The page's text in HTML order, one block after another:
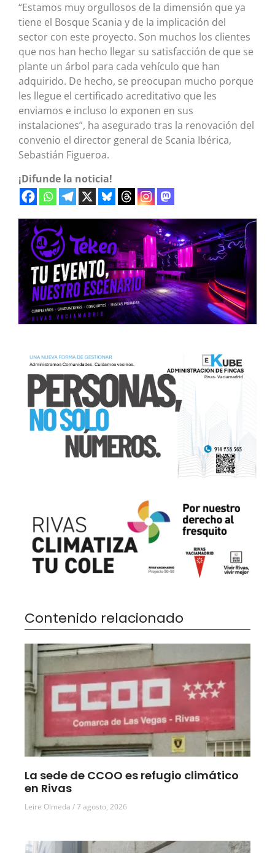
“Estamos muy orgullosos de la dimensión que ya
tiene el Bosque Scania y de la implicación del
sector con este proyecto. Son muchos los clientes
que nos han hecho llegar su satisfacción de que se
plante un árbol para cada vehículo que han
adquirido. De hecho, se preocupan mucho porque
les llegue el certificado acreditativo que les
enviamos e incluso lo exponen en sus
instalaciones”, ha asegurado tras la renovación del
convenio el director general de Scania Ibérica,
Sebastián Figueroa.
¡Difunde la noticia!
Contenido relacionado
La sede de CCOO es refugio climático
en Rivas
Leire Olmeda 7 agosto, 2026